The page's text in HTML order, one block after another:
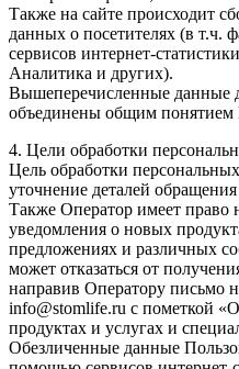
Также на сайте происходит
данных о посетителях (в т.ч.
сервисов интернет-
Аналитика и других).
Вышеперечисленные данные
объединены общим понятием
4. Цели обработки
Цель обработки
уточнение деталей
Также Оператор имеет право
уведомления о новых
предложениях и различных
может отказаться от
направив Оператору письмо
info@stomlife.ru с пометкой
продуктах и услугах и
Обезличенные данные